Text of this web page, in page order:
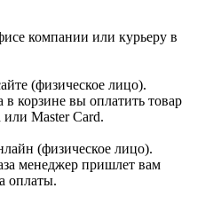
компании или курьеру в
(физическое лицо).
корзине вы оплатить товар
или Master Card.
(физическое лицо).
менеджер пришлет вам
оплаты.